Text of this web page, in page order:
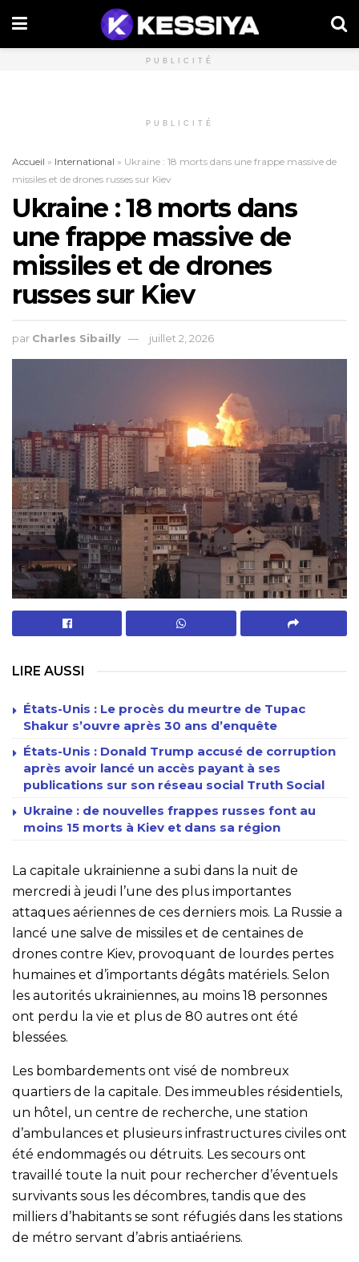
PUBLICITÉ
PUBLICITÉ
Accueil » International » Ukraine : 18 morts dans une frappe massive de
missiles et de drones russes sur Kiev
Ukraine : 18 morts dans
une frappe massive de
missiles et de drones
russes sur Kiev
par Charles Sibailly juillet 2, 2026
LIRE AUSSI
États-Unis : Le procès du meurtre de Tupac
Shakur s’ouvre après 30 ans d’enquête
États-Unis : Donald Trump accusé de corruption
après avoir lancé un accès payant à ses
publications sur son réseau social Truth Social
Ukraine : de nouvelles frappes russes font au
moins 15 morts à Kiev et dans sa région
La capitale ukrainienne a subi dans la nuit de
mercredi à jeudi l’une des plus importantes
attaques aériennes de ces derniers mois. La Russie a
lancé une salve de missiles et de centaines de
drones contre Kiev, provoquant de lourdes pertes
humaines et d’importants dégâts matériels. Selon
les autorités ukrainiennes, au moins 18 personnes
ont perdu la vie et plus de 80 autres ont été
blessées.
Les bombardements ont visé de nombreux
quartiers de la capitale. Des immeubles résidentiels,
un hôtel, un centre de recherche, une station
d’ambulances et plusieurs infrastructures civiles ont
été endommagés ou détruits. Les secours ont
travaillé toute la nuit pour rechercher d’éventuels
survivants sous les décombres, tandis que des
milliers d’habitants se sont réfugiés dans les stations
de métro servant d’abris antiaériens.